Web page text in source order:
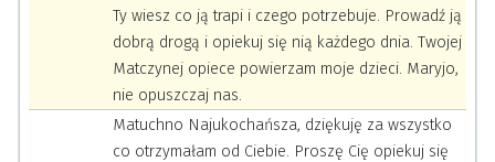
Ty wiesz co ją trapi i czego potrzebuje. Prowadź ją
dobrą drogą i opiekuj się nią każdego dnia. Twojej
Matczynej opiece powierzam moje dzieci. Maryjo,
nie opuszczaj nas.
Matuchno Najukochańsza, dziękuję za wszystko
co otrzymałam od Ciebie. Proszę Cię opiekuj się